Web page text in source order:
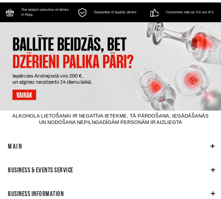
The widest selection of drinks
in Riga
Guarantee of quality drinks Customers rate us 4.6 out of 5
ALKOHOLA LIETOŠANAI IR NEGATĪVA IETEKME, TĀ PĀRDOŠANA, IEGĀDĀŠANĀS
UN NODOŠANA NEPILNGADĪGĀM PERSONĀM IR AIZLIEGTA
MAIN
BUSINESS & EVENTS SERVICE
BUSINESS INFORMATION